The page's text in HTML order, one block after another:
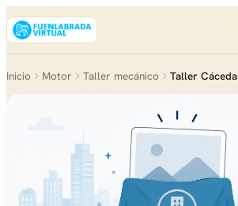
Inicio Motor Taller mecánico Taller Cáceda